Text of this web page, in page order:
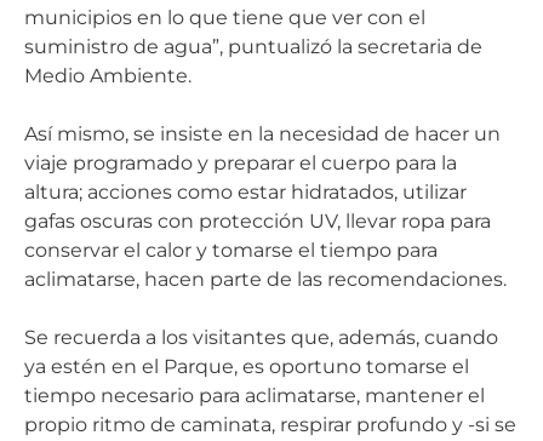
municipios en lo que tiene que ver con el
suministro de agua”, puntualizó la secretaria de
Medio Ambiente.
Así mismo, se insiste en la necesidad de hacer un
viaje programado y preparar el cuerpo para la
altura; acciones como estar hidratados, utilizar
gafas oscuras con protección UV, llevar ropa para
conservar el calor y tomarse el tiempo para
aclimatarse, hacen parte de las recomendaciones.
Se recuerda a los visitantes que, además, cuando
ya estén en el Parque, es oportuno tomarse el
tiempo necesario para aclimatarse, mantener el
propio ritmo de caminata, respirar profundo y -si se